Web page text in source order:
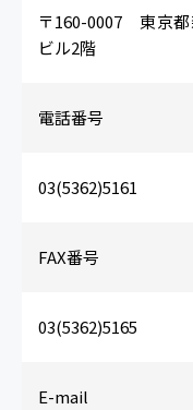
〒160-0007 東京
ビル2階
電話番号
03(5362)5161
FAX番号
03(5362)5165
E-mail